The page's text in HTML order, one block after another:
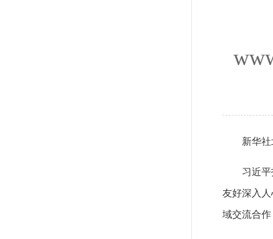
新华
习近
友好深入
域交流合